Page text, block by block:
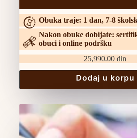
Obuka traje: 1 dan, 7-8
Nakon obuke dobijate:
obuci i online podršku
25,990.00din
Dodaj u korpu